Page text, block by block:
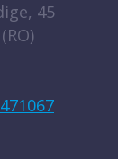
45